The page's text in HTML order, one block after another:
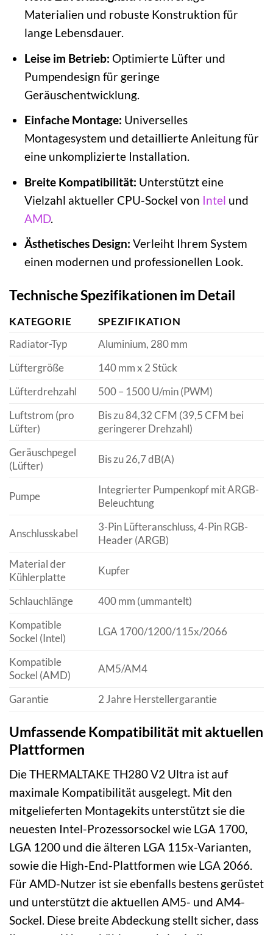
Materialien und robuste Konstruktion für
lange Lebensdauer.
Leise im Betrieb: Optimierte Lüfter und
Pumpendesign für geringe
Geräuschentwicklung.
Einfache Montage: Universelles
Montagesystem und detaillierte Anleitung für
eine unkomplizierte Installation.
Breite Kompatibilität: Unterstützt eine
Vielzahl aktueller CPU-Sockel von Intel und
AMD.
Ästhetisches Design: Verleiht Ihrem System
einen modernen und professionellen Look.
Technische Spezifikationen im Detail
KATEGORIE
SPEZIFIKATION
Radiator-Typ
Aluminium, 280 mm
Lüftergröße
140 mm x 2 Stück
Lüfterdrehzahl
500 – 1500 U/min (PWM)
Luftstrom (pro
Lüfter)
Bis zu 84,32 CFM (39,5 CFM bei
geringerer Drehzahl)
Geräuschpegel
(Lüfter)
Bis zu 26,7 dB(A)
Pumpe
Integrierter Pumpenkopf mit ARGB-
Beleuchtung
Anschlusskabel
3-Pin Lüfteranschluss, 4-Pin RGB-
Header (ARGB)
Material der
Kühlerplatte
Kupfer
Schlauchlänge
400 mm (ummantelt)
Kompatible
Sockel (Intel)
LGA 1700/1200/115x/2066
Kompatible
Sockel (AMD)
AM5/AM4
Garantie 2 Jahre Herstellergarantie
Umfassende Kompatibilität mit aktuellen
Plattformen
Die THERMALTAKE TH280 V2 Ultra ist auf
maximale Kompatibilität ausgelegt. Mit den
mitgelieferten Montagekits unterstützt sie die
neuesten Intel-Prozessorsockel wie LGA 1700,
LGA 1200 und die älteren LGA 115x-Varianten,
sowie die High-End-Plattformen wie LGA 2066.
Für AMD-Nutzer ist sie ebenfalls bestens gerüstet
und unterstützt die aktuellen AM5- und AM4-
Sockel. Diese breite Abdeckung stellt sicher, dass